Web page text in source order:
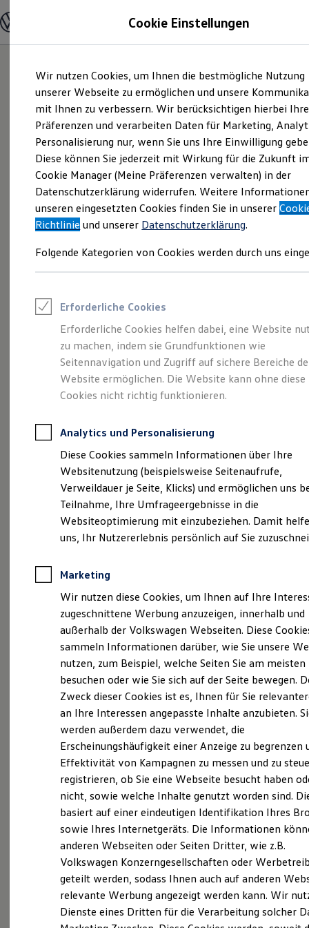
Hauptinhalt
springen
Footer
springen
Modelle und Konfigurator
Modelle vergleichen
Elektroautos
ENERGY Sondermodelle
Nutzfahrzeuge
SUV und CUV
Familienautos
Kombis
Kompaktwagen
Sportwagen
Schnell verfügbare Fahrzeuge
Angebote und Produkte
Aktuelle Angebote
E-Auto-Förderung
Volkswagen Marktplatz
Junge Gebrauchtwagen und Gebrauchtwagen
Saisonangebote
Leasing
Leasing-Angebote
Gebrauchtwagen Leasing
Junge Gebrauchtwagen-Leasing
Elektroauto Leasing
Kleinwagen-Leasing
Leasing ohne Anzahlung
Autokredit mit Schlussrate
Versicherungen und Garantien
Kfz-Versicherung
Restschuldversicherungen
Garantien
Wartungsverträge
Geschäftskunden
Professional Class bei Volkswagen
Großkunden
Behörden
Anpfiff zum Gewinn
Elektroautos
ID. Tutorials
Elektrofahrzeugkonzepte
Reichweite
Reichweite der ID. Modelle
Reichweite im Winter
Laden
Laden unterwegs
Laden Zuhause
Ladezeitensimulator
Batterie
Sicherheit
Garantie und Lebensdauer
Nachhaltigkeit
Technologie
Kosten und Kauf
Verbrauchskosten
Kaufoptionen
E-Auto-Förderung
Software und Konnektivität
Die ID. Software 6
ID. Software Versionen und Updates
Digitale Extras
Schnittstellen zu Ihrem ID.
Ihre
Karrieremöglichkeiten
bei uns
Impressum & Rechtliches)
Werden SieTeil des Teams!
Unsere Mitarbeiter profitieren von folgenden
Benefits:
Mitarbeiterrabatte
betriebliche Altersvorsorge
betriebliche Krankenversicherung
individuelle Fortbildungen und Schulungen
Fahrrad-Leasing
Cookie Einstellungen
Wir nutzen Cookies, um Ihnen die bestmögliche Nutzung
unserer Webseite zu ermöglichen und unsere
mit Ihnen zu verbessern. Wir berücksichtigen hierbei Ihre
Präferenzen und verarbeiten Daten für Marketing,
Personalisierung nur, wenn Sie uns Ihre Einwilligung
Diese können Sie jederzeit mit Wirkung für die Zukunft
Cookie Manager (Meine Präferenzen verwalten) in der
Datenschutzerklärung widerrufen. Weitere
unseren eingesetzten Cookies finden Sie in unserer
Richtlinie und unserer Datenschutzerklärung.
Folgende Kategorien von Cookies werden durch uns
Erforderliche Cookies
Erforderliche Cookies helfen dabei, eine Website
zu machen, indem sie Grundfunktionen wie
Seitennavigation und Zugriff auf sichere Bereiche
Website ermöglichen. Die Website kann ohne diese
Cookies nicht richtig funktionieren.
Analytics und Personalisierung
Diese Cookies sammeln Informationen über Ihre
Websitenutzung (beispielsweise Seitenaufrufe,
Verweildauer je Seite, Klicks) und ermöglichen uns
Teilnahme, Ihre Umfrageergebnisse in die
Websiteoptimierung mit einzubeziehen. Damit
uns, Ihr Nutzererlebnis persönlich auf Sie
Marketing
Wir nutzen diese Cookies, um Ihnen auf Ihre
zugeschnittene Werbung anzuzeigen, innerhalb und
außerhalb der Volkswagen Webseiten. Diese
sammeln Informationen darüber, wie Sie unsere
nutzen, zum Beispiel, welche Seiten Sie am meisten
besuchen oder wie Sie sich auf der Seite bewegen.
Zweck dieser Cookies ist es, Ihnen für Sie
an Ihre Interessen angepasste Inhalte anzubieten.
werden außerdem dazu verwendet, die
Erscheinungshäufigkeit einer Anzeige zu begrenzen
Effektivität von Kampagnen zu messen und zu
registrieren, ob Sie eine Webseite besucht haben
nicht, sowie welche Inhalte genutzt worden sind.
basiert auf einer eindeutigen Identifikation Ihres
sowie Ihres Internetgeräts. Die Informationen
anderen Webseiten oder Seiten Dritter, wie z.B.
Volkswagen Konzerngesellschaften oder
geteilt werden, sodass Ihnen auch auf anderen
relevante Werbung angezeigt werden kann. Wir
Dienste eines Dritten für die Verarbeitung solcher